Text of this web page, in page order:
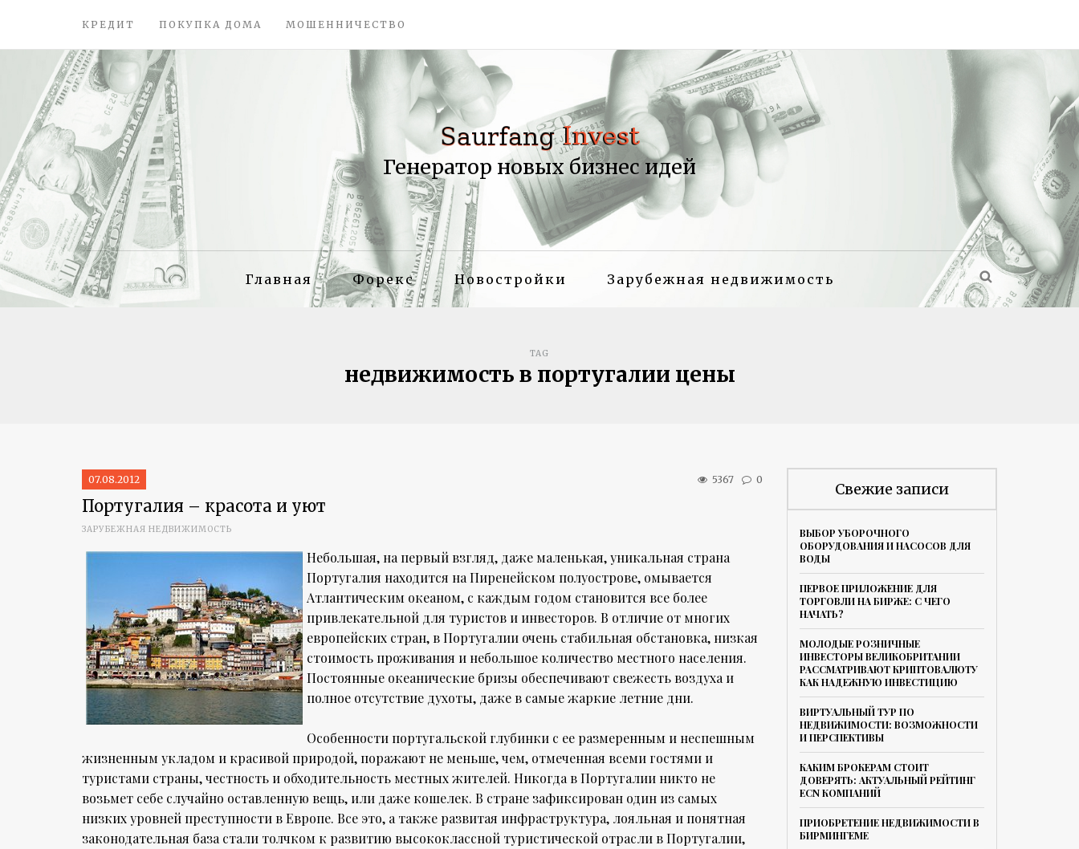
КРЕДИТ ПОКУПКА ДОМА МОШЕННИЧЕСТВО
Генератор новых бизнес идей
Главная Форекс Новостройки Зарубежная недвижимость
TAG
недвижимость в португалии цены
07.08.2012 5367 0
Португалия – красота и уют
ЗАРУБЕЖНАЯ НЕДВИЖИМОСТЬ
Небольшая, на первый взгляд, даже маленькая, уникальная страна
Португалия находится на Пиренейском полуострове, омывается
Атлантическим океаном, с каждым годом становится все более
привлекательной для туристов и инвесторов. В отличие от многих
европейских стран, в Португалии очень стабильная обстановка, низкая
стоимость проживания и небольшое количество местного населения.
Постоянные океанические бризы обеспечивают свежесть воздуха и
полное отсутствие духоты, даже в самые жаркие летние дни.
Особенности португальской глубинки с ее размеренным и неспешным
жизненным укладом и красивой природой, поражают не меньше, чем, отмеченная всеми гостями и
туристами страны, честность и обходительность местных жителей. Никогда в Португалии никто не
возьмет себе случайно оставленную вещь, или даже кошелек. В стране зафиксирован один из самых
низких уровней преступности в Европе. Все это, а также развитая инфраструктура, лояльная и понятная
законодательная база стали толчком к развитию высококлассной туристической отрасли в Португалии,
Свежие записи
ВЫБОР УБОРОЧНОГО
ОБОРУДОВАНИЯ И НАСОСОВ ДЛЯ
ВОДЫ
ПЕРВОЕ ПРИЛОЖЕНИЕ ДЛЯ
ТОРГОВЛИ НА БИРЖЕ: С ЧЕГО
НАЧАТЬ?
МОЛОДЫЕ РОЗНИЧНЫЕ
ИНВЕСТОРЫ ВЕЛИКОБРИТАНИИ
РАССМАТРИВАЮТ КРИПТОВАЛЮТУ
КАК НАДЕЖНУЮ ИНВЕСТИЦИЮ
ВИРТУАЛЬНЫЙ ТУР ПО
НЕДВИЖИМОСТИ: ВОЗМОЖНОСТИ
И ПЕРСПЕКТИВЫ
КАКИМ БРОКЕРАМ СТОИТ
ДОВЕРЯТЬ: АКТУАЛЬНЫЙ РЕЙТИНГ
ECN КОМПАНИЙ
ПРИОБРЕТЕНИЕ НЕДВИЖИМОСТИ В
БИРМИНГЕМЕ